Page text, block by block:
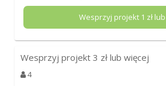
Wesprzyj projekt 1 zł
Wesprzyj projekt 3 zł lub więcej
4